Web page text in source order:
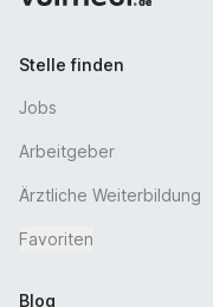
Stelle finden
Jobs
Arbeitgeber
Ärztliche Weiterbildung
Favoriten
Blog